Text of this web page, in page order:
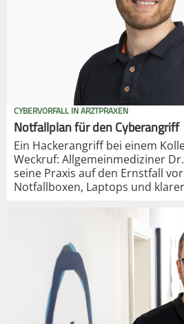
CYBERVORFALL IN ARZTPRAXEN
Notfallplan für den Cyberangriff
Ein Hackerangriff bei einem
Weckruf: Allgemeinmediziner
seine Praxis auf den Ernstfall
Notfallboxen, Laptops und